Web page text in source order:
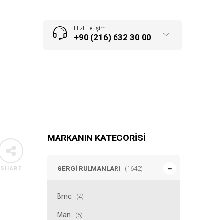
Hızlı İletişim
+90 (216) 632 30 00
MARKANIN KATEGORISI
GERGI RULMANLARI (1642)
Bmc (4)
Man (5)
SHARE